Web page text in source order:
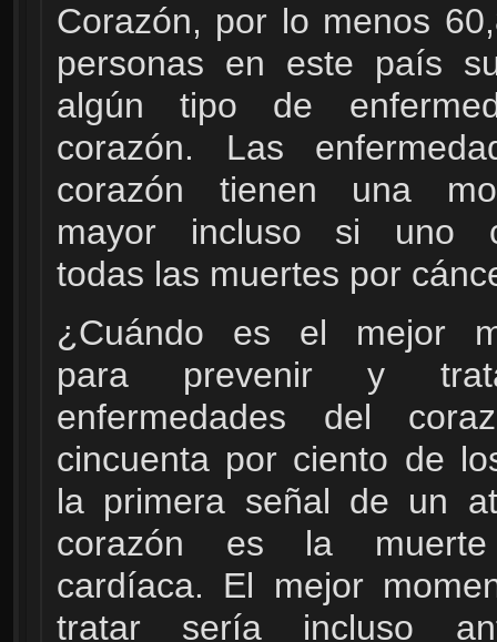
Corazón, por lo menos
personas en este país
algún tipo de
corazón. Las
corazón tienen una
mayor incluso si uno
todas las muertes por
¿Cuándo es el mejor
para prevenir y
enfermedades del
cincuenta por ciento de
la primera señal de un
corazón es la
cardíaca. El mejor
tratar sería incluso